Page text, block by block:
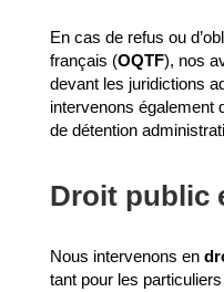
En cas de refus ou
français (OQTF), nos
devant les juridictions
intervenons également
de détention
Droit public
Nous intervenons en
tant pour les